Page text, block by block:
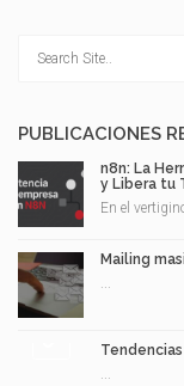
PUBLICACIONES
n8n: La
y Libera tu
En el
Mailing
...
...